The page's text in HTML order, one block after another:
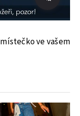
ve vašem